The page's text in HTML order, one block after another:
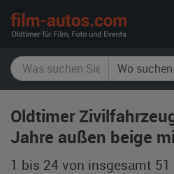
Oldtimer
Jahre außen beige
1 bis 24 von insgesamt 51